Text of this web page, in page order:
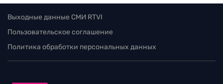
Выходные данные СМИ RTVI
Пользовательское соглашение
Политика обработки персональных данных